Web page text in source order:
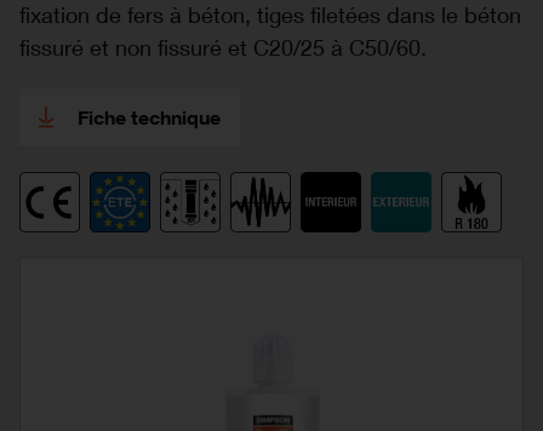
fixation de fers à béton, tiges filetées dans le béton
fissuré et non fissuré et C20/25 à C50/60.
Fiche technique